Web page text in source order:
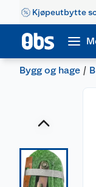
Kjøpeutbytte
Bygg og hage